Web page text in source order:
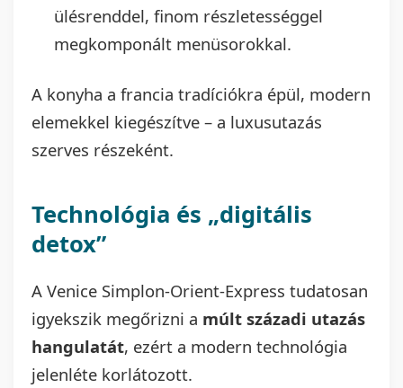
ülésrenddel, finom részletességgel
megkomponált menüsorokkal.
A konyha a francia tradíciókra épül, modern
elemekkel kiegészítve – a luxusutazás
szerves részeként.
Technológia és „digitális
detox”
A Venice Simplon-Orient-Express tudatosan
igyekszik megőrizni a múlt századi utazás
hangulatát, ezért a modern technológia
jelenléte korlátozott.